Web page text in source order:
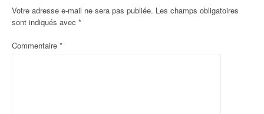
Votre adresse e-mail ne sera pas publiée. Les champs obligatoires
sont indiqués avec *
Commentaire *